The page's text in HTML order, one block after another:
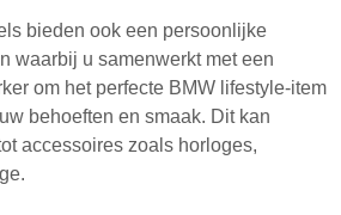
bieden ook een persoonlijke
waarbij u samenwerkt met een
om het perfecte BMW lifestyle-item
behoeften en smaak. Dit kan
accessoires zoals horloges,